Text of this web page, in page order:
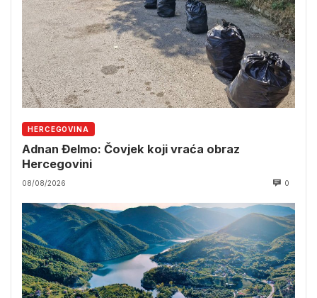
HERCEGOVINA
Adnan Đelmo: Čovjek koji vraća obraz
Hercegovini
08/08/2026 0